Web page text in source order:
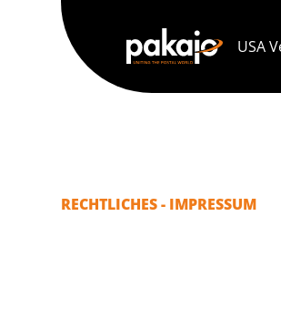
USA
RECHTLICHES - IMPRESSUM